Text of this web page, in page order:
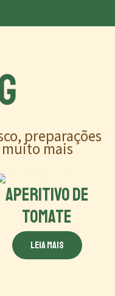
preparações
mais
APERITIVO DE
TOMATE
Leia mais